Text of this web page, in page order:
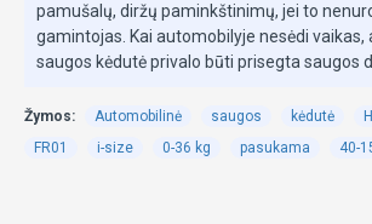
Kėdutė sukasi 360° , taip dar patogiau
vaiką į/iš automobilio
vežant nugara tiek veidu į kelią .
Reguliuojamos galvos atlošo aukščio
pamušalų, diržų paminkštinimų, jei to
gamintojas. Kai automobilyje nesėdi vaikas,
saugos kėdutė privalo būti prisegta saugos
Žymos: Automobilinė saugos kėdutė
FR01
i-size 0-36 kg pasukama 40-